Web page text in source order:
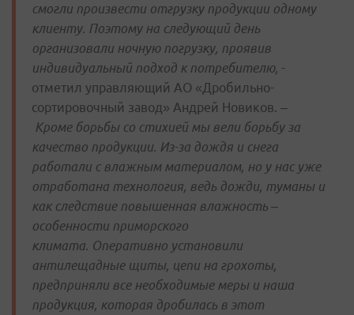
смогли произвести отгрузку продукции одному
клиенту. Поэтому на следующий день
организовали ночную погрузку, проявив
индивидуальный подход к потребителю, -
отметил управляющий АО «Дробильно-
сортировочный завод» Андрей Новиков. –
Кроме борьбы со стихией мы вели борьбу за
качество продукции. Из-за дождя и снега
работали с влажным материалом, но у нас уже
отработана технология, ведь дожди, туманы и
как следствие повышенная влажность –
особенности приморского
климата. Оперативно установили
антилещадные щиты, цепи на грохоты,
предприняли все необходимые меры и наша
продукция, которая дробилась в этот